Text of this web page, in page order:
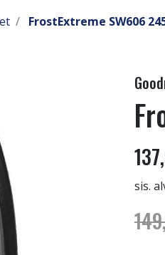
FrostExtreme SW606
sis.